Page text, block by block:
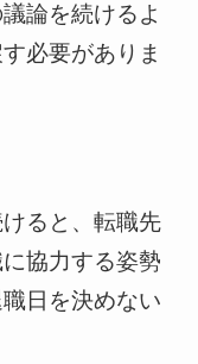
論を続けるよ
必要がありま
ると、転職先
協力する姿勢
日を決めない